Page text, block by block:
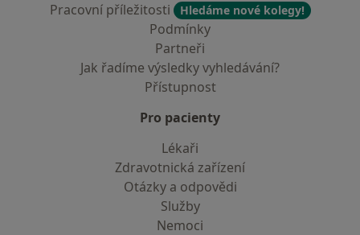
Pracovní příležitosti
Hledáme nové kolegy!
Podmínky
Partneři
Jak řadíme výsledky vyhledávání?
Přístupnost
Pro pacienty
Lékaři
Zdravotnická zařízení
Otázky a odpovědi
Služby
Nemoci